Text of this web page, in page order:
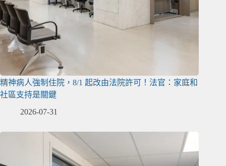
精神病人強制住院，8/1 起改由法院許可！法官：家庭和
社區支持是關鍵
2026-07-31